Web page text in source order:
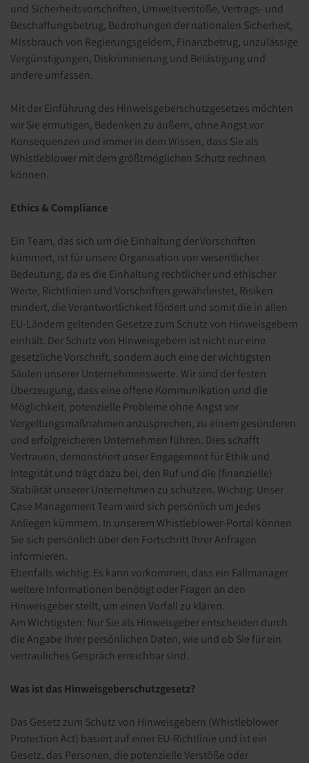
und Sicherheitsvorschriften, Umweltverstöße, Vertrags- und
Beschaffungsbetrug, Bedrohungen der nationalen Sicherheit,
Missbrauch von Regierungsgeldern, Finanzbetrug, unzulässige
Vergünstigungen, Diskriminierung und Belästigung und
andere umfassen.
Mit der Einführung des Hinweisgeberschutzgesetzes möchten
wir Sie ermutigen, Bedenken zu äußern, ohne Angst vor
Konsequenzen und immer in dem Wissen, dass Sie als
Whistleblower mit dem größtmöglichen Schutz rechnen
können.
Ethics & Compliance
Ein Team, das sich um die Einhaltung der Vorschriften
kümmert, ist für unsere Organisation von wesentlicher
Bedeutung, da es die Einhaltung rechtlicher und ethischer
Werte, Richtlinien und Vorschriften gewährleistet, Risiken
mindert, die Verantwortlichkeit fördert und somit die in allen
EU-Ländern geltenden Gesetze zum Schutz von Hinweisgebern
einhält. Der Schutz von Hinweisgebern ist nicht nur eine
gesetzliche Vorschrift, sondern auch eine der wichtigsten
Säulen unserer Unternehmenswerte. Wir sind der festen
Überzeugung, dass eine offene Kommunikation und die
Möglichkeit, potenzielle Probleme ohne Angst vor
Vergeltungsmaßnahmen anzusprechen, zu einem gesünderen
und erfolgreicheren Unternehmen führen. Dies schafft
Vertrauen, demonstriert unser Engagement für Ethik und
Integrität und trägt dazu bei, den Ruf und die (finanzielle)
Stabilität unserer Unternehmen zu schützen. Wichtig: Unser
Case Management Team wird sich persönlich um jedes
Anliegen kümmern. In unserem Whistleblower-Portal können
Sie sich persönlich über den Fortschritt Ihrer Anfragen
informieren.
Ebenfalls wichtig: Es kann vorkommen, dass ein Fallmanager
weitere Informationen benötigt oder Fragen an den
Hinweisgeber stellt, um einen Vorfall zu klären.
Am Wichtigsten: Nur Sie als Hinweisgeber entscheiden durch
die Angabe Ihrer persönlichen Daten, wie und ob Sie für ein
vertrauliches Gespräch erreichbar sind.
Was ist das Hinweisgeberschutzgesetz?
Das Gesetz zum Schutz von Hinweisgebern (Whistleblower
Protection Act) basiert auf einer EU-Richtlinie und ist ein
Gesetz, das Personen, die potenzielle Verstöße oder